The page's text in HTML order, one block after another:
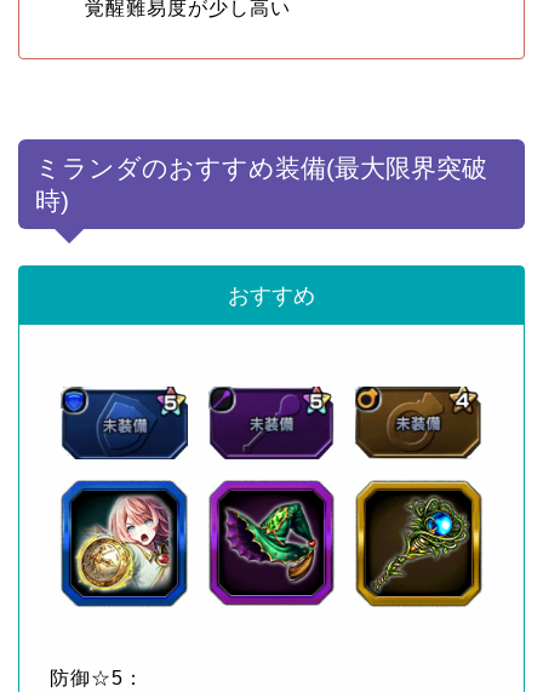
覚醒難易度が少し高い
ミランダのおすすめ装備(最大限界突破
時)
おすすめ
防御☆5：